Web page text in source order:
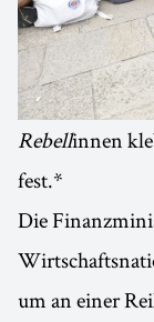
Rebellinnen
fest.*
Die
um an einer